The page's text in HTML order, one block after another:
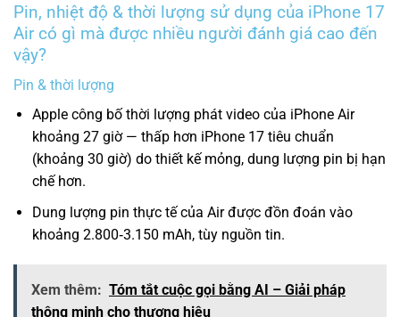
Pin, nhiệt độ & thời lượng sử dụng của iPhone 17
Air có gì mà được nhiều người đánh giá cao đến
vậy?
Pin & thời lượng
Apple công bố thời lượng phát video của iPhone Air
khoảng 27 giờ — thấp hơn iPhone 17 tiêu chuẩn
(khoảng 30 giờ) do thiết kế mỏng, dung lượng pin bị hạn
chế hơn.
Dung lượng pin thực tế của Air được đồn đoán vào
khoảng 2.800‑3.150 mAh, tùy nguồn tin.
Xem thêm: Tóm tắt cuộc gọi bằng AI – Giải pháp
thông minh cho thương hiệu